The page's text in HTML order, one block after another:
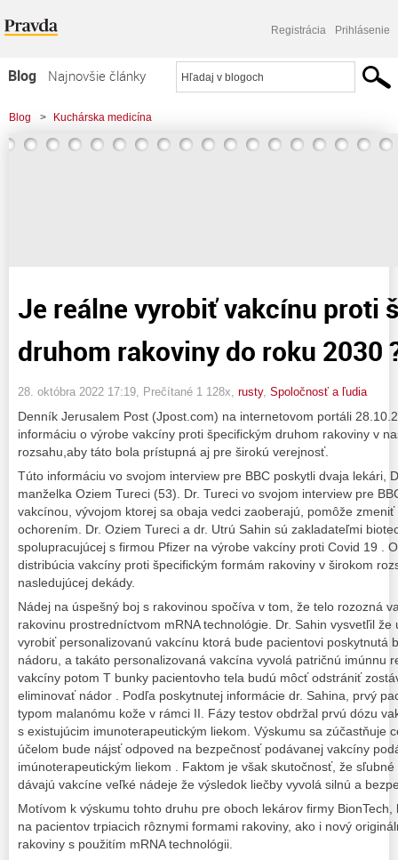
Registrácia Prihlásenie
Blog
Najnovšie články
Najčítanejšie články
Najkomentovanejšie články
Blog > Kuchárska medicína
> Je reálne vyrobiť vakcínu proti špecifickým druhom rakoviny do roku 2030
Je reálne vyrobiť vakcínu proti
druhom rakoviny do roku 2030
28. októbra 2022 17:19 , Prečítané 1 128x, rusty, Spoločnosť a ľudia
Denník Jerusalem Post (Jpost.com) na internetovom portáli
informáciu o výrobe vakcíny proti špecifickým druhom rakoviny v
rozsahu,aby táto bola prístupná aj pre širokú verejnosť.
Túto informáciu vo svojom interview pre BBC poskytli dvaja lekári,
manželka Oziem Tureci (53). Dr. Tureci vo svojom interview pre
vakcínou, vývojom ktorej sa obaja vedci zaoberajú, pomôže
ochorením. Dr. Oziem Tureci a dr. Utrú Sahin sú zakladateľmi
spolupracujúcej s firmou Pfizer na výrobe vakcíny proti Covid 19 .
distribúcia vakcíny proti špecifickým formám rakoviny v širokom
nasledujúcej dekády.
Nádej na úspešný boj s rakovinou spočíva v tom, že telo rozozná
rakovinu prostredníctvom mRNA technológie. Dr. Sahin vysvetľil
vyrobiť personalizovanú vakcínu ktorá bude pacientovi poskytnutá
nádoru, a takáto personalizovaná vakcína vyvolá patričnú imúnnu
vakcíny potom T bunky pacientovho tela budú môcť odstrániť
eliminovať nádor . Podľa poskytnutej informácie dr. Sahina, prvý
typom malanómu kože v rámci II. Fázy testov obdržal prvú dózu
s existujúcim imunoterapeutickým liekom. Výskumu sa zúčastňuje
účelom bude nájsť odpoved na bezpečnosť podávanej vakcíny
imúnoterapeutickým liekom . Faktom je však skutočnosť, že
dávajú vakcíne veľké nádeje že výsledok liečby vyvolá silnú a
Motívom k výskumu tohto druhu pre oboch lekárov firmy
na pacientov trpiacich rôznymi formami rakoviny, ako i nový
rakoviny s použitím mRNA technológii.